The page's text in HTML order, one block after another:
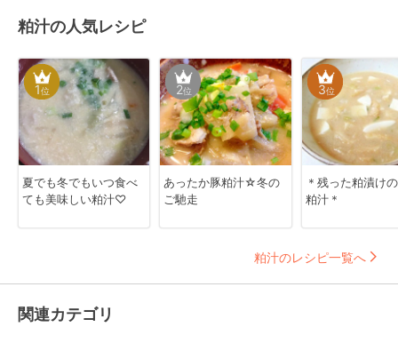
粕汁の人気レシピ
1位
夏でも冬でもいつ食べ
ても美味しい粕汁♡
2位
あったか豚粕汁☆冬の
ご馳走
3位
＊残った粕漬け
粕汁＊
粕汁のレシピ一覧へ
関連カテゴリ